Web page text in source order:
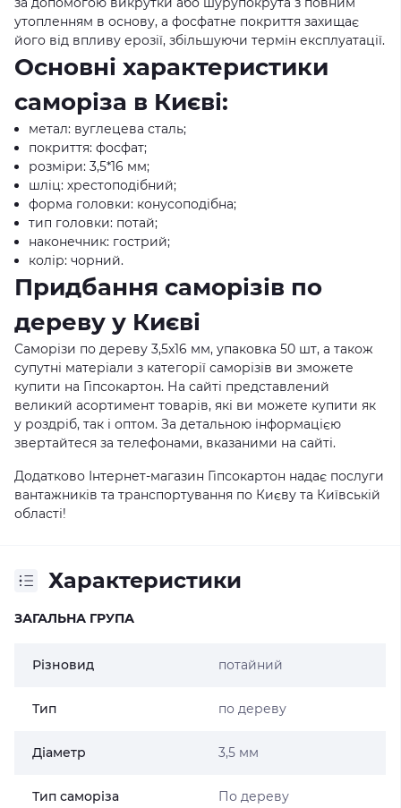
утопленням в основу, а фосфатне покриття захищає
його від впливу ерозії, збільшуючи термін експлуатації.
Основні характеристики
саморіза в Києві:
метал: вуглецева сталь;
покриття: фосфат;
розміри: 3,5*16 мм;
шліц: хрестоподібний;
форма головки: конусоподібна;
тип головки: потай;
наконечник: гострий;
колір: чорний.
Придбання саморізів по
дереву у Києві
Саморізи по дереву 3,5x16 мм, упаковка 50 шт, а також
супутні матеріали з категорії саморізів ви зможете
купити на Гіпсокартон. На сайті представлений
великий асортимент товарів, які ви можете купити як
у роздріб, так і оптом. За детальною інформацією
звертайтеся за телефонами, вказаними на сайті.
Додатково Інтернет-магазин Гіпсокартон надає послуги
вантажників та транспортування по Києву та Київській
області!
Характеристики
ЗАГАЛЬНА ГРУПА
Різновид потайний
Тип по дереву
Діаметр 3,5 мм
Тип саморіза По дереву